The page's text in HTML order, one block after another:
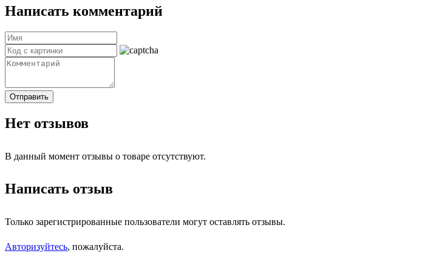
Написать комментарий
Отправить
Нет отзывов
В данный момент отзывы о товаре отсутствуют.
Написать отзыв
Только зарегистрированные пользователи могут оставлять отзывы.
Авторизуйтесь, пожалуйста.